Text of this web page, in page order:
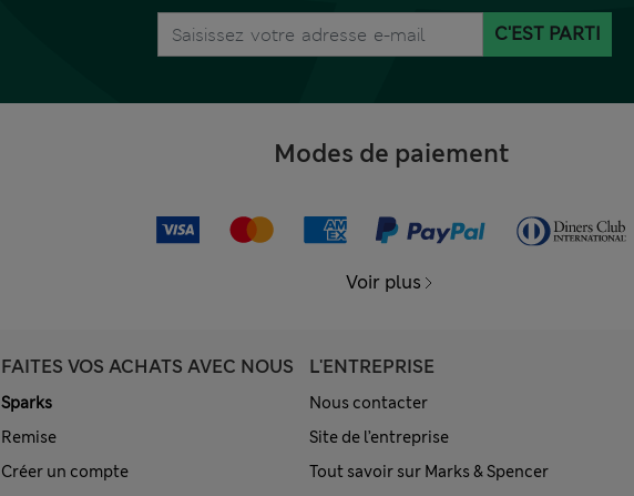
C'EST PARTI
Modes de paiement
Voir plus
FAITES VOS ACHATS AVEC NOUS
Sparks
Remise
Créer un compte
L'ENTREPRISE
Nous contacter
Site de l’entreprise
Tout savoir sur Marks & Spencer